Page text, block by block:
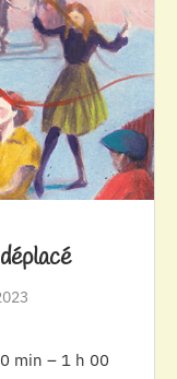
min – 1 h 00